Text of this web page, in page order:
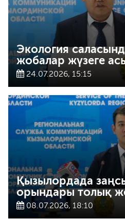
Экология
жобалар жүзеге
24.07.2026, 15:15
Қызылордада
орындары толық
08.07.2026, 18:10